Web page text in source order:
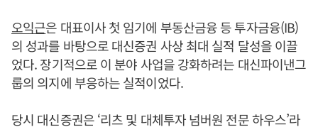
오익근은 대표이사 첫 임기에 부동산금융 등 투자금융(IB)
의 성과를 바탕으로 대신증권 사상 최대 실적 달성을 이끌
었다. 장기적으로 이 분야 사업을 강화하려는 대신파이낸그
룹의 의지에 부응하는 실적이었다.
당시 대신증권은 ‘리츠 및 대체투자 넘버원 전문 하우스’라